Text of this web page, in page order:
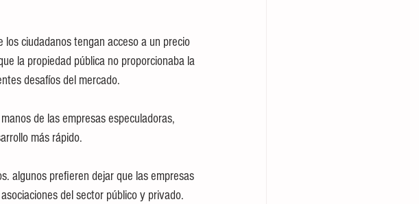
ciudadanos tengan acceso a un precio
la propiedad pública no proporcionaba la
desafíos del mercado.
de las empresas especuladoras,
más rápido.
algunos prefieren dejar que las empresas
del sector público y privado.